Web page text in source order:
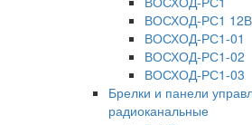
ВОСХОД-РС1 12В
ВОСХОД-РС1-01
ВОСХОД-РС1-02
ВОСХОД-РС1-03
Брелки и панели
радиоканальные